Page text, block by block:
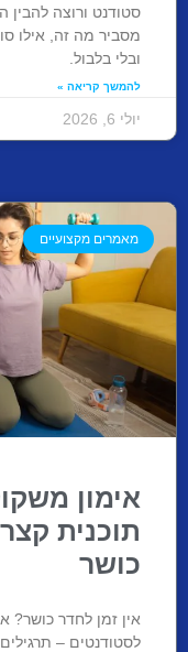
סטודנט ורוצה להבין
מסביר מה זה, אילו
ובלי בלבול.
להמשך קריאה »
יולי 6, 2026
מאמרים מקצועיים
אימון
תוכנית
כושר
אין זמן לחדר כושר?
לסטודנטים –